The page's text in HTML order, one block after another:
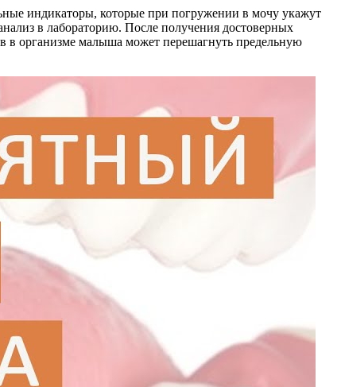
индикаторы, которые при погружении в мочу укажут
в лабораторию. После получения достоверных
в организме малыша может перешагнуть предельную